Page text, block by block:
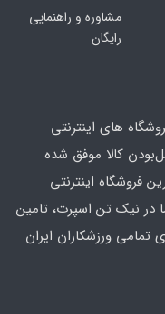
مشاوره و راهنمایی
رایگان
های اینترنتی
کالا موفق شده
فروشگاه اینترنتی
در نیک تن اسپرت، تامین
تمامی ورزشکاران ایران